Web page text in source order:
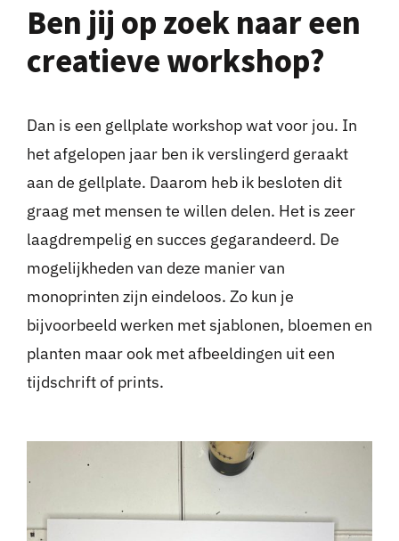
Ben jij op zoek naar een
creatieve workshop?
Dan is een gellplate workshop wat voor jou. In
het afgelopen jaar ben ik verslingerd geraakt
aan de gellplate. Daarom heb ik besloten dit
graag met mensen te willen delen. Het is zeer
laagdrempelig en succes gegarandeerd. De
mogelijkheden van deze manier van
monoprinten zijn eindeloos. Zo kun je
bijvoorbeeld werken met sjablonen, bloemen en
planten maar ook met afbeeldingen uit een
tijdschrift of prints.